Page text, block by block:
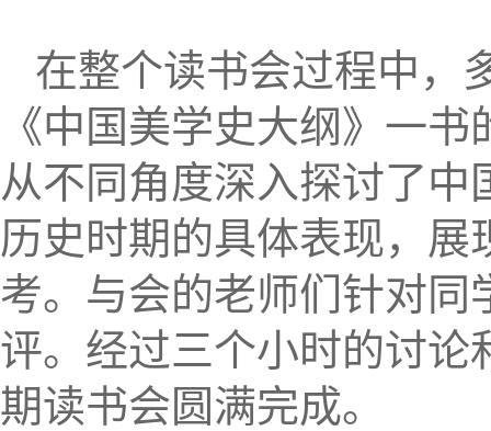
在整个读书会过程中，
《中国美学史大纲》一
从不同角度深入探讨了
历史时期的具体表现，
考。与会的老师们针对同
评。经过三个小时的讨论
期读书会圆满完成。